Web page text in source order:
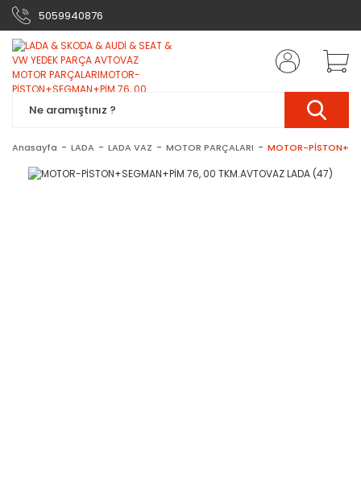
5059940876
Anasayfa LADA LADA VAZ MOTOR PARÇALARI MOTOR-